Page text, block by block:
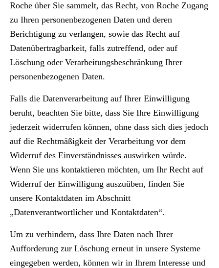
Roche über Sie sammelt, das Recht, von Roche Zugang
zu Ihren personenbezogenen Daten und deren
Berichtigung zu verlangen, sowie das Recht auf
Datenübertragbarkeit, falls zutreffend, oder auf
Löschung oder Verarbeitungsbeschränkung Ihrer
personenbezogenen Daten.
Falls die Datenverarbeitung auf Ihrer Einwilligung
beruht, beachten Sie bitte, dass Sie Ihre Einwilligung
jederzeit widerrufen können, ohne dass sich dies jedoch
auf die Rechtmäßigkeit der Verarbeitung vor dem
Widerruf des Einverständnisses auswirken würde.
Wenn Sie uns kontaktieren möchten, um Ihr Recht auf
Widerruf der Einwilligung auszuüben, finden Sie
unsere Kontaktdaten im Abschnitt
„Datenverantwortlicher und Kontaktdaten“.
Um zu verhindern, dass Ihre Daten nach Ihrer
Aufforderung zur Löschung erneut in unsere Systeme
eingegeben werden, können wir in Ihrem Interesse und